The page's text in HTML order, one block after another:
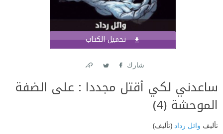
تحميل الكتاب
شارك
ساعدني لكي أقتل مجددا : على الضفة
الموحشة (4)
تأليف وائل رداد (تأليف)